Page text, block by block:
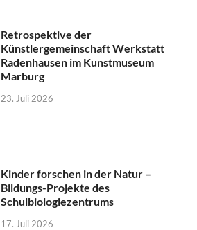
Retrospektive der
Künstlergemeinschaft Werkstatt
Radenhausen im Kunstmuseum
Marburg
23. Juli 2026
Kinder forschen in der Natur –
Bildungs-Projekte des
Schulbiologiezentrums
17. Juli 2026